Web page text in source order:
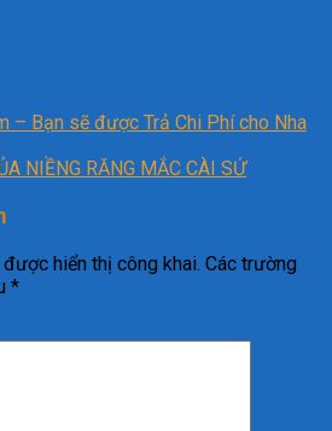
– Bạn sẽ được Trả Chi Phí cho Nha
NIỀNG RĂNG MẮC CÀI SỨ
hiển thị công khai. Các trường
*